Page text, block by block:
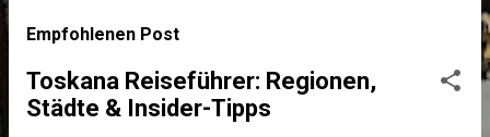
Empfohlenen Post
Toskana Reiseführer: Regionen,
Städte & Insider-Tipps